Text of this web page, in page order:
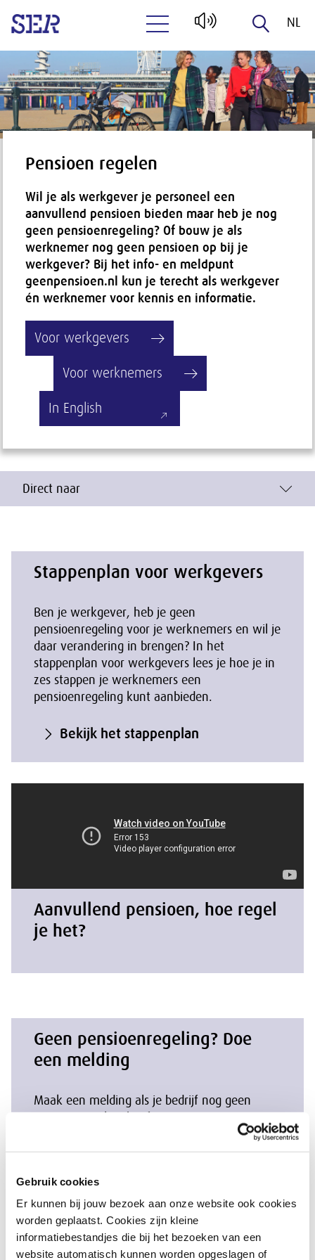
Gebruik cookies
Er kunnen bij jouw bezoek aan onze website ook cookies
worden geplaatst. Cookies zijn kleine
informatiebestandjes die bij het bezoeken van een
website automatisch kunnen worden opgeslagen of
Naar hoofdinhoud
NL
Pensioen regelen
Wil je als werkgever je personeel een
aanvullend pensioen bieden maar heb je nog
geen pensioenregeling? Of bouw je als
werknemer nog geen pensioen op bij je
werkgever? Bij het info- en meldpunt
geenpensioen.nl kun je terecht als werkgever
én werknemer voor kennis en informatie.
Voor werkgevers
Voor werknemers
In English
Direct naar
Stappenplan voor werkgevers
Ben je werkgever, heb je geen
pensioenregeling voor je werknemers en wil je
daar verandering in brengen? In het
stappenplan voor werkgevers lees je hoe je in
zes stappen je werknemers een
pensioenregeling kunt aanbieden.
Bekijk het stappenplan
Aanvullend pensioen, hoe regel
je het?
Geen pensioenregeling? Doe
een melding
Maak een melding als je bedrijf nog geen
Voor werkgevers
Voor werknemers